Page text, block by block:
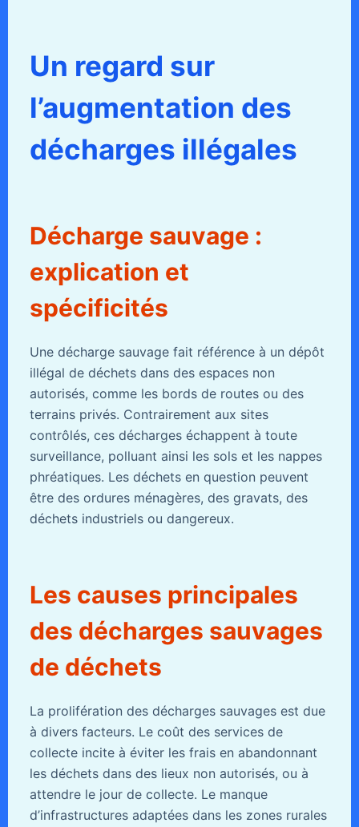
Un regard sur
l’augmentation des
décharges illégales
Décharge sauvage :
explication et
spécificités
Une décharge sauvage fait référence à un dépôt
illégal de déchets dans des espaces non
autorisés, comme les bords de routes ou des
terrains privés. Contrairement aux sites
contrôlés, ces décharges échappent à toute
surveillance, polluant ainsi les sols et les nappes
phréatiques. Les déchets en question peuvent
être des ordures ménagères, des gravats, des
déchets industriels ou dangereux.
Les causes principales
des décharges sauvages
de déchets
La prolifération des décharges sauvages est due
à divers facteurs. Le coût des services de
collecte incite à éviter les frais en abandonnant
les déchets dans des lieux non autorisés, ou à
attendre le jour de collecte. Le manque
d’infrastructures adaptées dans les zones rurales